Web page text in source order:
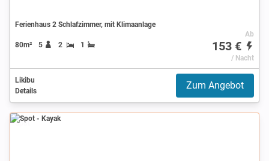
Ferienhaus 2 Schlafzimmer, mit Klimaanlage
80m² 5 2 1
Ab
153 €
/ Nacht
Likibu
Details
Zum Angebot
Spot